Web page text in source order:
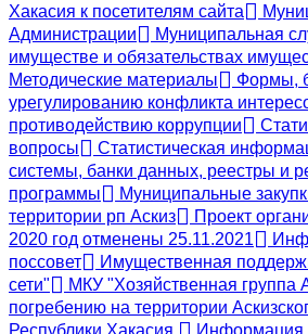
Хакасия к посетителям сайта
Администрации
Муниципальная
имуществе и обязательствах
Методические материалы
Формы,
урегулированию конфликта
противодействию коррупции
вопросы
Статистическая
системы, банки данных, реестры и
программы
Муниципальные
территории рп Аскиз
Проект
2020 год отменены 25.11.2021
поссовет
Имущественная
сети"
МКУ "Хозяйственная группа
погребению на территории
Республики Хакасия
Информация